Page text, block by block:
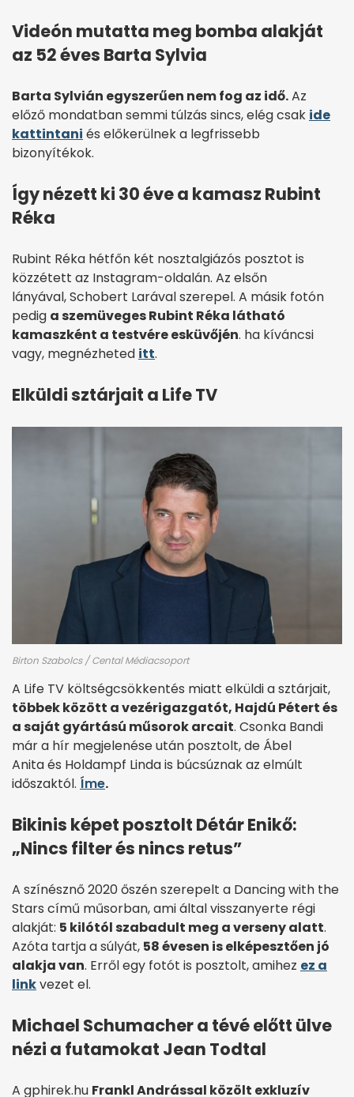
Videón mutatta meg bomba alakját
az 52 éves Barta Sylvia
Barta Sylvián egyszerűen nem fog az idő.Az
előző mondatban semmi túlzás sincs, elég csak ide
kattintani és előkerülnek a legfrissebb
bizonyítékok.
Így nézett ki 30 éve a kamasz Rubint
Réka
Rubint Réka hétfőn két nosztalgiázós posztot is
közzétett az Instagram-oldalán. Az elsőn
lányával, Schobert Larával szerepel. A másik fotón
pedig a szemüveges Rubint Réka látható
kamaszként a testvére esküvőjén. ha kíváncsi
vagy, megnézheted itt.
Elküldi sztárjait a Life TV
Birton Szabolcs / Cental Médiacsoport
A Life TV költségcsökkentés miatt elküldi a sztárjait,
többek között a vezérigazgatót, Hajdú Pétert és
a saját gyártású műsorok arcait. Csonka Bandi
már a hír megjelenése után posztolt, de Ábel
Anita és Holdampf Linda is búcsúznak az elmúlt
időszaktól. Íme.
Bikinis képet posztolt Détár Enikő:
„Nincs filter és nincs retus”
A színésznő 2020 őszén szerepelt a Dancing with the
Stars című műsorban, ami által visszanyerte régi
alakját: 5 kilótól szabadult meg a verseny alatt.
Azóta tartja a súlyát, 58 évesen is elképesztően jó
alakja van. Erről egy fotót is posztolt, amihez ez a
linkvezet el.
Michael Schumacher a tévé előtt ülve
nézi a futamokat Jean Todtal
A gphirek.hu Frankl Andrással közölt exkluzív